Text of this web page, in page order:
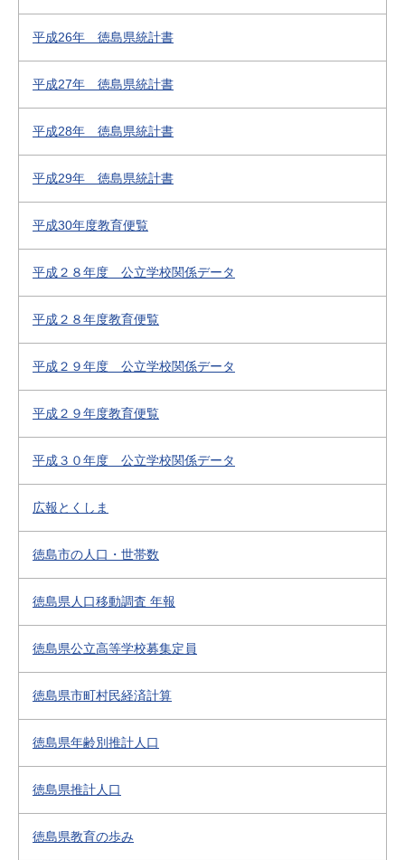
平成26年 徳島県統計書
平成27年 徳島県統計書
平成28年 徳島県統計書
平成29年 徳島県統計書
平成30年度教育便覧
平成２８年度 公立学校関係データ
平成２８年度教育便覧
平成２９年度 公立学校関係データ
平成２９年度教育便覧
平成３０年度 公立学校関係データ
広報とくしま
徳島市の人口・世帯数
徳島県人口移動調査 年報
徳島県公立高等学校募集定員
徳島県市町村民経済計算
徳島県年齢別推計人口
徳島県推計人口
徳島県教育の歩み